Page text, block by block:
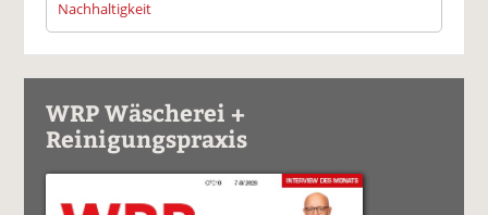
Nachhaltigkeit
WRP Wäscherei +
Reinigungspraxis